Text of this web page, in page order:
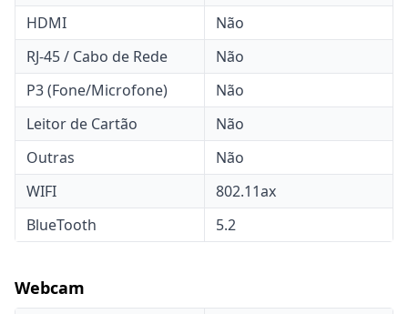
HDMI
Não
RJ-45 / Cabo de Rede
Não
P3 (Fone/Microfone)
Não
Leitor de Cartão
Não
Outras
Não
WIFI
802.11ax
BlueTooth
5.2
Webcam